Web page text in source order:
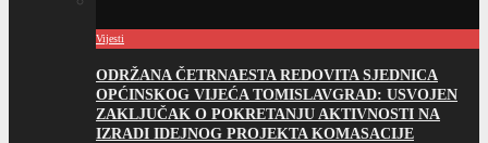
Vijesti
ODRŽANA ČETRNAESTA REDOVITA SJEDNICA
OPĆINSKOG VIJEĆA TOMISLAVGRAD: USVOJEN
ZAKLJUČAK O POKRETANJU AKTIVNOSTI NA
IZRADI IDEJNOG PROJEKTA KOMASACIJE